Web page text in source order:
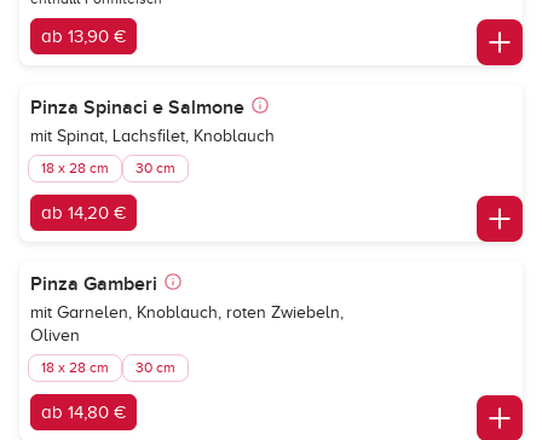
ab 13,90 €
Pinza Spinaci e Salmone
mit Spinat, Lachsfilet, Knoblauch
18 x 28 cm 30 cm
ab 14,20 €
Pinza Gamberi
mit Garnelen, Knoblauch, roten Zwiebeln,
Oliven
18 x 28 cm 30 cm
ab 14,80 €